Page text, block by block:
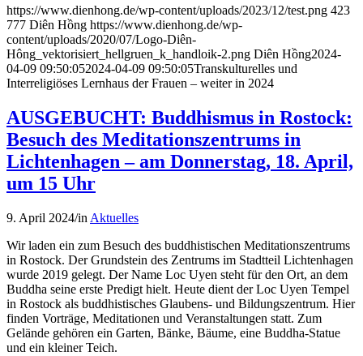
https://www.dienhong.de/wp-content/uploads/2023/12/test.png 423
777 Diên Hồng https://www.dienhong.de/wp-
content/uploads/2020/07/Logo-Diên-
Hông_vektorisiert_hellgruen_k_handloik-2.png Diên Hồng2024-
04-09 09:50:052024-04-09 09:50:05Transkulturelles und
Interreligiöses Lernhaus der Frauen – weiter in 2024
AUSGEBUCHT: Buddhismus in Rostock:
Besuch des Meditationszentrums in
Lichtenhagen – am Donnerstag, 18. April,
um 15 Uhr
9. April 2024/in Aktuelles
Wir laden ein zum Besuch des buddhistischen Meditationszentrums
in Rostock. Der Grundstein des Zentrums im Stadtteil Lichtenhagen
wurde 2019 gelegt. Der Name Loc Uyen steht für den Ort, an dem
Buddha seine erste Predigt hielt. Heute dient der Loc Uyen Tempel
in Rostock als buddhistisches Glaubens- und Bildungszentrum. Hier
finden Vorträge, Meditationen und Veranstaltungen statt. Zum
Gelände gehören ein Garten, Bänke, Bäume, eine Buddha-Statue
und ein kleiner Teich.